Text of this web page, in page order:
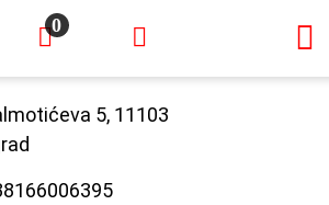
×
0
5, 11103